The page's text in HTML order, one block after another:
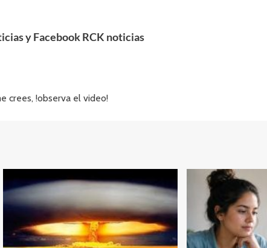
y Facebook RCK noticias
crees, !observa el video!